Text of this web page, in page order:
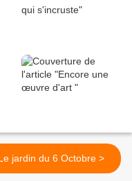
Le jardin du 6 Octobre >